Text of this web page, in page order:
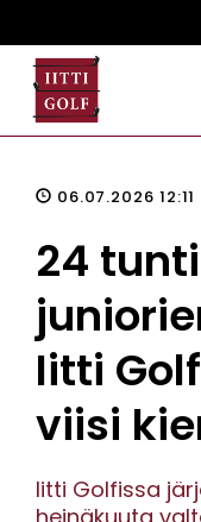
06.07.2026 12:11
24
Iitti
viisi
Iitti Golfissa